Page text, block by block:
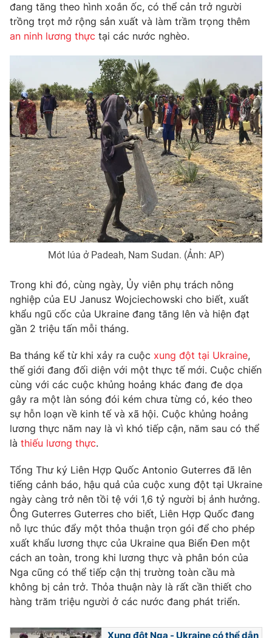
Thị trường
Tư vấn
Lịch phát sóng
Chuyên mục khác
Emagazine Podcast
Photo Infographic
Video Shorts video
VTV Money VTV Thể thao
VTV Sức khoẻ Bất động sản
Thị trường 24h Tấm lòng Việt
VTV4 Vươn mình bằng AI
VTV9 VTV8
Liên hệ tòa soạn English
THỜI BÁO VTV
Theo dõi báo trên
Cơ quan chủ quản:Đài Truyền hình Việt Nam
Cơ quan báo chí: Thời báo VTV
Giấy phép hoạt động báo in và báo điện tử số 483/GP-BTTTT
cấp ngày 29/12/2023
Tổng Biên tập:
Vũ Thanh Thủy
Phó Tổng Biên tập:Nguyễn Thị Mỹ Hạnh, Phạm Quốc Thắng,
Nguyễn Trọng Ninh
Tổng đài VTV:024.38 355 931 - 024.38 355 932
đang tăng theo hình xoắn ốc, có thể cản trở người
trồng trọt mở rộng sản xuất và làm trầm trọng thêm
an ninh lương thực tại các nước nghèo.
Mót lúa ở Padeah, Nam Sudan. (Ảnh: AP)
Trong khi đó, cùng ngày, Ủy viên phụ trách nông
nghiệp của EU Janusz Wojciechowski cho biết, xuất
khẩu ngũ cốc của Ukraine đang tăng lên và hiện đạt
gần 2 triệu tấn mỗi tháng.
Ba tháng kể từ khi xảy ra cuộc xung đột tại Ukraine,
thế giới đang đối diện với một thực tế mới. Cuộc chiến
cùng với các cuộc khủng hoảng khác đang đe dọa
gây ra một làn sóng đói kém chưa từng có, kéo theo
sự hỗn loạn về kinh tế và xã hội. Cuộc khủng hoảng
lương thực năm nay là vì khó tiếp cận, năm sau có thể
là thiếu lương thực.
Tổng Thư ký Liên Hợp Quốc Antonio Guterres đã lên
tiếng cảnh báo, hậu quả của cuộc xung đột tại Ukraine
ngày càng trở nên tồi tệ với 1,6 tỷ người bị ảnh hưởng.
Ông Guterres Guterres cho biết, Liên Hợp Quốc đang
nỗ lực thúc đẩy một thỏa thuận trọn gói để cho phép
xuất khẩu lương thực của Ukraine qua Biển Đen một
cách an toàn, trong khi lương thực và phân bón của
Nga cũng có thể tiếp cận thị trường toàn cầu mà
không bị cản trở. Thỏa thuận này là rất cần thiết cho
hàng trăm triệu người ở các nước đang phát triển.
Xung đột Nga - Ukraine có thể dẫn